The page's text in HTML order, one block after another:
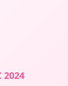
2024